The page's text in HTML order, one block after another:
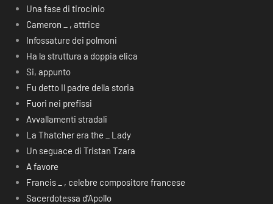
Una fase di tirocinio
Cameron _ , attrice
Infossature dei polmoni
Ha la struttura a doppia elica
Si, appunto
Fu detto Il padre della storia
Fuori nei prefissi
Avvallamenti stradali
La Thatcher era the _ Lady
Un seguace di Tristan Tzara
A favore
Francis _ , celebre compositore francese
Sacerdotessa d’Apollo